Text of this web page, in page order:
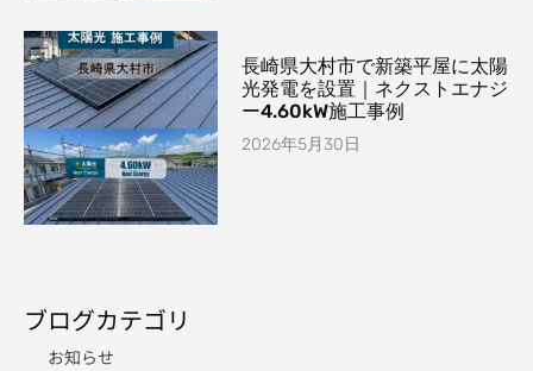
長崎県大村市で新築平屋に太陽
光発電を設置｜ネクストエナジ
ー4.60kW施工事例
2026年5月30日
ブログカテゴリ
お知らせ